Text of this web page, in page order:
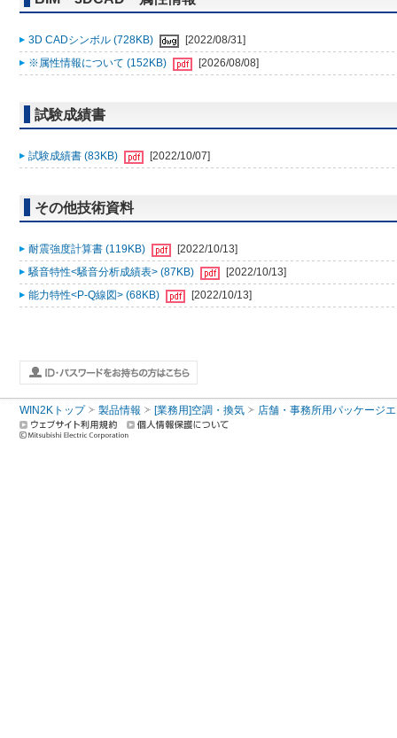
3D CADシンボル (728KB)
[2022/08/31]
※属性情報について (152KB)
[2026/08/08]
試験成績書
試験成績書 (83KB) [2022/10/07]
その他技術資料
耐震強度計算書 (119KB)
[2022/10/13]
騒音特性<騒音分析成績表> (87KB)
[2022/10/13]
能力特性<P-Q線図> (68KB)
[2022/10/13]
WIN2Kトップ 製品情報 [業務用]空調・換気 店舗・事務所用パッケージ